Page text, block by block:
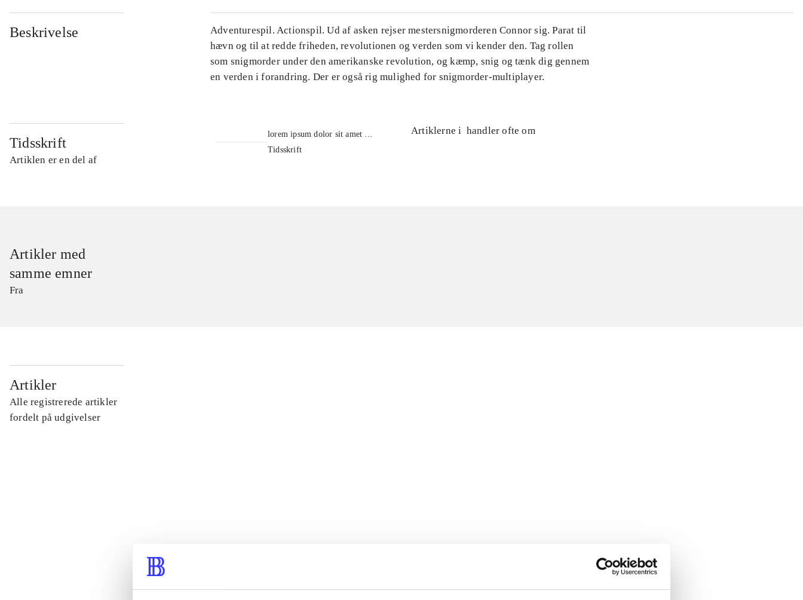
Beskrivelse
Adventurespil. Actionspil. Ud af asken rejser mestersnigmorderen Connor sig. Parat til
hævn og til at redde friheden, revolutionen og verden som vi kender den. Tag rollen
som snigmorder under den amerikanske revolution, og kæmp, snig og tænk dig gennem
en verden i forandring. Der er også rig mulighed for snigmorder-multiplayer.
Tidsskrift
Artiklen er en del af
lorem ipsum dolor sit amet ...
Tidsskrift
Artiklerne i handler ofte om
Artikler med
samme emner
Fra
Artikler
Alle registrerede artikler
fordelt på udgivelser